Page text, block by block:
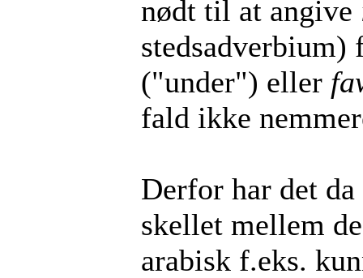
nødt til at angive
stedsadverbium)
("under") eller
fald ikke
Derfor har det
skellet mellem
arabisk f.eks.